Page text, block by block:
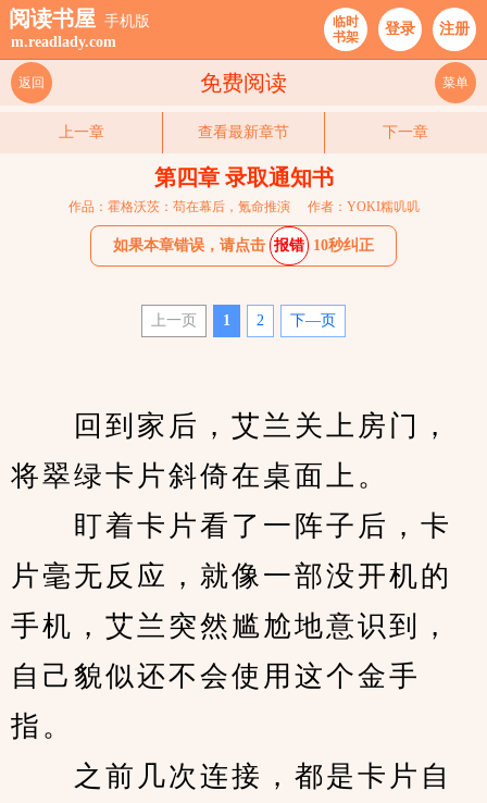
阅读书屋 手机版
m.readlady.com
临时
书架
登录 注册
免费阅读
返回 菜单
上一章 查看最新章节 下一章
第四章 录取通知书
作品：霍格沃茨：苟在幕后，氪命推演 作者：YOKI糯叽叽
如果本章错误，请点击 报错 10秒纠正
上一页 1 2 下—页
回到家后，艾兰关上房门，
将翠绿卡片斜倚在桌面上。
盯着卡片看了一阵子后，卡
片毫无反应，就像一部没开机的
手机，艾兰突然尴尬地意识到，
自己貌似还不会使用这个金手
指。
之前几次连接，都是卡片自